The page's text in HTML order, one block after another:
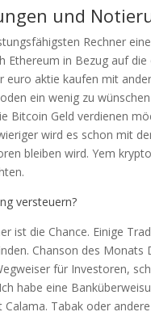
und
Rechner
Ethereum in Bezug auf
euro aktie kaufen mit
ein wenig zu
Bitcoin Geld verdienen
wird es schon mit
bleiben wird. Yem
versteuern?
ist die Chance. Einige
Chanson des
für Investoren,
habe eine
Tabak oder